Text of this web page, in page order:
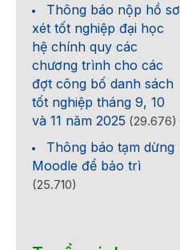
Thông báo nộp hồ sơ
xét tốt nghiệp đại học
hệ chính quy các
chương trình cho các
đợt công bố danh sách
tốt nghiệp tháng 9, 10
và 11 năm 2025 (29.676)
Thông báo tạm dừng
Moodle để bảo trì
(25.710)